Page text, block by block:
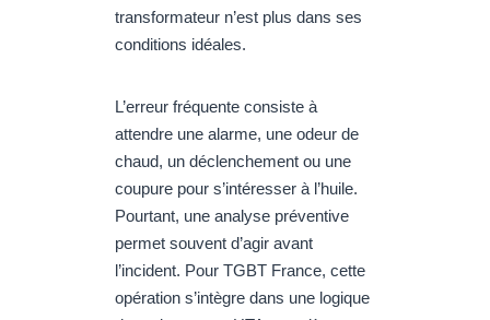
transformateur n’est plus dans ses
conditions idéales.
L’erreur fréquente consiste à
attendre une alarme, une odeur de
chaud, un déclenchement ou une
coupure pour s’intéresser à l’huile.
Pourtant, une analyse préventive
permet souvent d’agir avant
l’incident. Pour TGBT France, cette
opération s’intègre dans une logique